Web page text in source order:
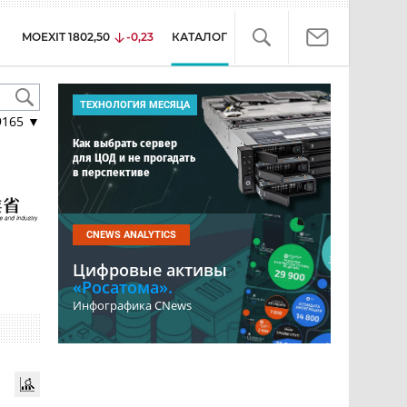
MOEXIT 1802,50 -0,23 КАТАЛОГ
▼
ТЕХНОЛОГИЯ МЕСЯЦА
Как выбрать сервер
для ЦОД и не прогадать
в перспективе
CNEWS ANALYTICS
Цифровые активы
«Росатома».
Инфографика CNews